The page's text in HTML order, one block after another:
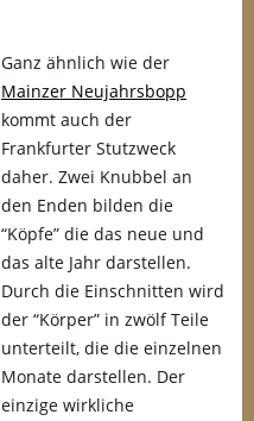
Ganz ähnlich wie der
Mainzer Neujahrsbopp
kommt auch der
Frankfurter Stutzweck
daher. Zwei Knubbel an
den Enden bilden die
“Köpfe” die das neue und
das alte Jahr darstellen.
Durch die Einschnitten wird
der “Körper” in zwölf Teile
unterteilt, die die einzelnen
Monate darstellen. Der
einzige wirkliche